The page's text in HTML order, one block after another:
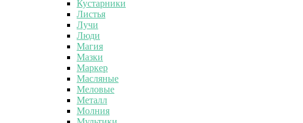
Кустарники
Листья
Лучи
Люди
Магия
Мазки
Маркер
Масляные
Меловые
Металл
Молния